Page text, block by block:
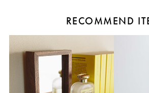
RECOMMEND